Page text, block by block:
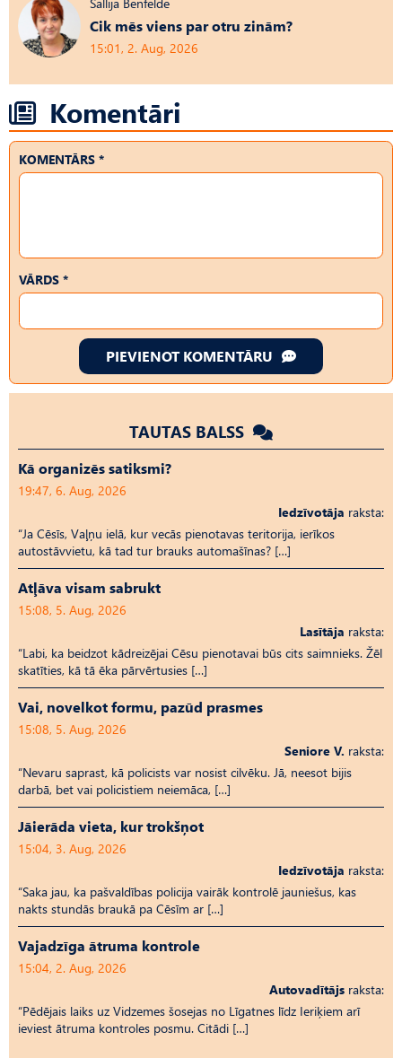
Cik mēs viens par otru zinām?
15:01, 2. Aug, 2026
Komentāri
KOMENTĀRS *
VĀRDS *
PIEVIENOT KOMENTĀRU
TAUTAS BALSS
Kā organizēs satiksmi?
19:47, 6. Aug, 2026
Iedzīvotāja raksta:
“Ja Cēsīs, Vaļņu ielā, kur vecās pienotavas teritorija, ierīkos
autostāvvietu, kā tad tur brauks automašīnas? […]
Atļāva visam sabrukt
15:08, 5. Aug, 2026
Lasītāja raksta:
“Labi, ka beidzot kādreizējai Cēsu pienotavai būs cits saimnieks. Žēl
skatīties, kā tā ēka pārvērtusies […]
Vai, novelkot formu, pazūd prasmes
15:08, 5. Aug, 2026
Seniore V. raksta:
“Nevaru saprast, kā policists var nosist cilvēku. Jā, neesot bijis
darbā, bet vai policistiem neiemāca, […]
Jāierāda vieta, kur trokšņot
15:04, 3. Aug, 2026
Iedzīvotāja raksta:
“Saka jau, ka pašvaldības policija vairāk kontrolē jauniešus, kas
nakts stundās braukā pa Cēsīm ar […]
Vajadzīga ātruma kontrole
15:04, 2. Aug, 2026
Autovadītājs raksta:
“Pēdējais laiks uz Vid­ze­mes šosejas no Līgatnes līdz Ieriķiem arī
ieviest ātruma kontroles posmu. Citādi […]